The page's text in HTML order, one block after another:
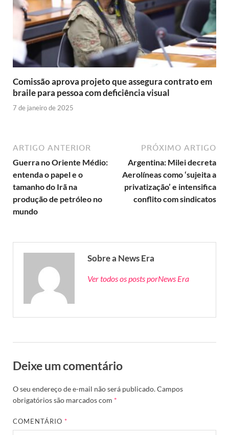
Comissão aprova projeto que assegura contrato em
braile para pessoa com deficiência visual
7 de janeiro de 2025
ARTIGO ANTERIOR
Guerra no Oriente Médio:
entenda o papel e o
tamanho do Irã na
produção de petróleo no
mundo
PRÓXIMO ARTIGO
Argentina: Milei decreta
Aerolíneas como ‘sujeita a
privatização’ e intensifica
conflito com sindicatos
Sobre a News Era
Ver todos os posts porNews Era
Deixe um comentário
O seu endereço de e-mail não será publicado.Campos
obrigatórios são marcados com *
COMENTÁRIO*